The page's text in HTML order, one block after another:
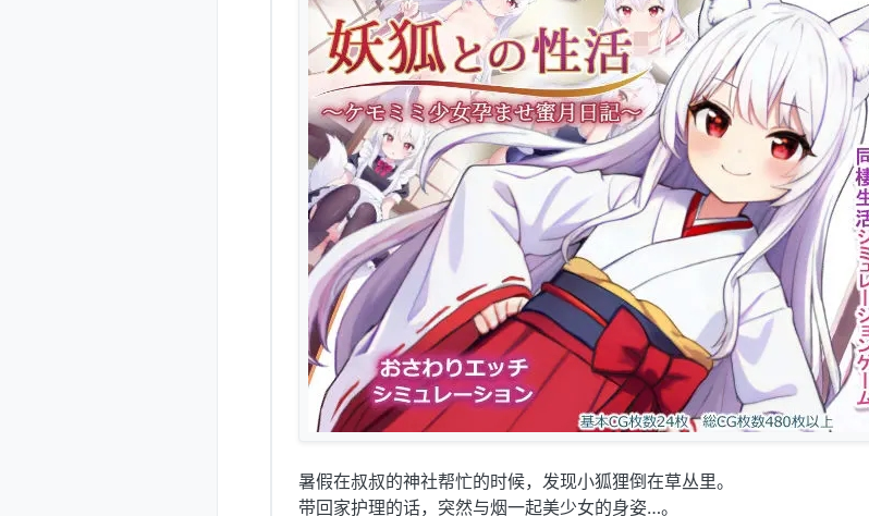
暑假在叔叔的神社帮忙的时候，发现小狐狸倒在草丛里。
带回家护理的话，突然与烟一起美少女的身姿…。